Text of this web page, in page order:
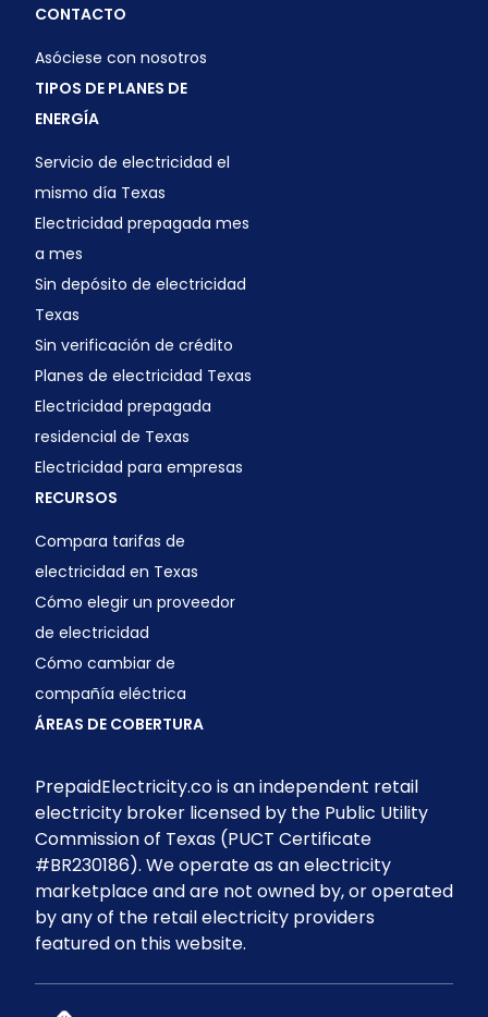
CONTACTO
Asóciese con nosotros
TIPOS DE PLANES DE
ENERGÍA
Servicio de electricidad el
mismo día Texas
Electricidad prepagada mes
a mes
Sin depósito de electricidad
Texas
Sin verificación de crédito
Planes de electricidad Texas
Electricidad prepagada
residencial de Texas
Electricidad para empresas
RECURSOS
Compara tarifas de
electricidad en Texas
Cómo elegir un proveedor
de electricidad
Cómo cambiar de
compañía eléctrica
ÁREAS DE COBERTURA
PrepaidElectricity.co is an independent retail
electricity broker licensed by the Public Utility
Commission of Texas (PUCT Certificate
#BR230186). We operate as an electricity
marketplace and are not owned by, or operated
by any of the retail electricity providers
featured on this website.